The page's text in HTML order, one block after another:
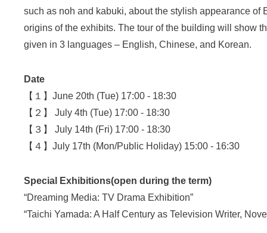
such as noh and kabuki, about the stylish appearance of
origins of the exhibits. The tour of the building will show
given in 3 languages – English, Chinese, and Korean.
Date
【１】June 20th (Tue) 17:00 - 18:30
【２】 July 4th (Tue) 17:00 - 18:30
【３】 July 14th (Fri) 17:00 - 18:30
【４】July 17th (Mon/Public Holiday) 15:00 - 16:30
Special Exhibitions(open during the term)
“Dreaming Media: TV Drama Exhibition”
“Taichi Yamada: A Half Century as Television Writer,